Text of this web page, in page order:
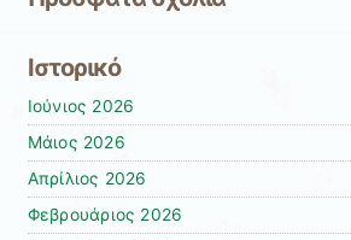
Ιστορικό
Ιούνιος 2026
Μάιος 2026
Απρίλιος 2026
Φεβρουάριος 2026